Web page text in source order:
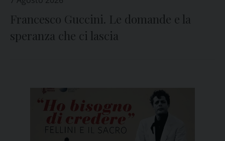
Francesco Guccini. Le domande e la
speranza che ci lascia